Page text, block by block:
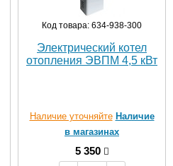
Код товара: 634-938-300
Электрический котел
отопления ЭВПМ 4,5 кВт
Наличие уточняйте Наличие
в магазинах
5 350